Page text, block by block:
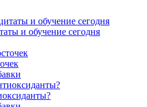
и обучение сегодня